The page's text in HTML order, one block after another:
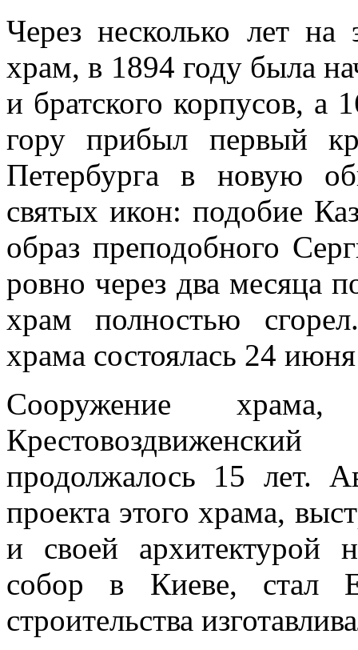
Через несколько лет
храм, в 1894 году была
и братского корпусов, а
гору прибыл первый
Петербурга в новую
святых икон: подобие
образ преподобного
ровно через два месяца
храм полностью
храма состоялась 24
Сооружение
продолжалось 15 лет.
проекта этого храма,
и своей архитектурой
собор в Киеве, стал
строительства